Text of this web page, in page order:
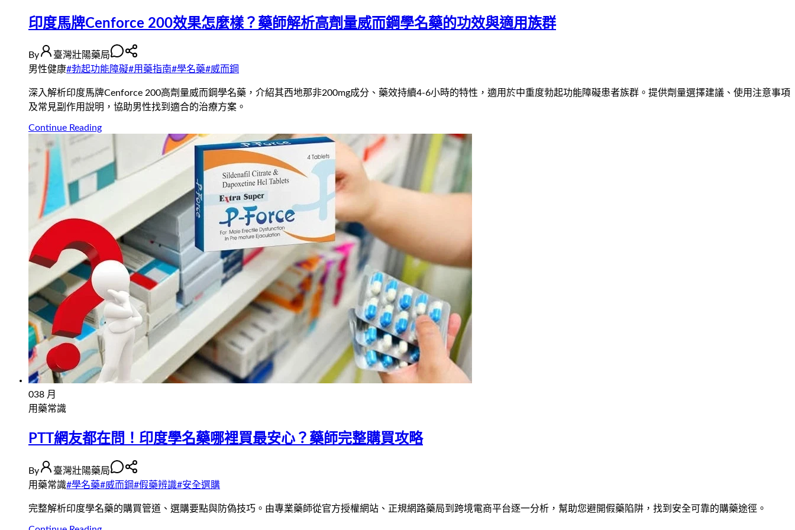
印度馬牌Cenforce 200效果怎麼樣？藥師解析高劑量威而鋼學名藥的功效與適用族群
By
臺灣壯陽藥局
男性健康#勃起功能障礙#用藥指南#學名藥#威而鋼
深入解析印度馬牌Cenforce 200高劑量威而鋼學名藥，介紹其西地那非200mg成分、藥效持續4-6小時的特性，適用於中重度勃起功能障礙患者族群。提供劑量選擇建議、使用注意事項
及常見副作用說明，協助男性找到適合的治療方案。
Continue Reading
038 月
用藥常識
PTT網友都在問！印度學名藥哪裡買最安心？藥師完整購買攻略
By
臺灣壯陽藥局
用藥常識#學名藥#威而鋼#假藥辨識#安全選購
完整解析印度學名藥的購買管道、選購要點與防偽技巧。由專業藥師從官方授權網站、正規網路藥局到跨境電商平台逐一分析，幫助您避開假藥陷阱，找到安全可靠的購藥途徑。